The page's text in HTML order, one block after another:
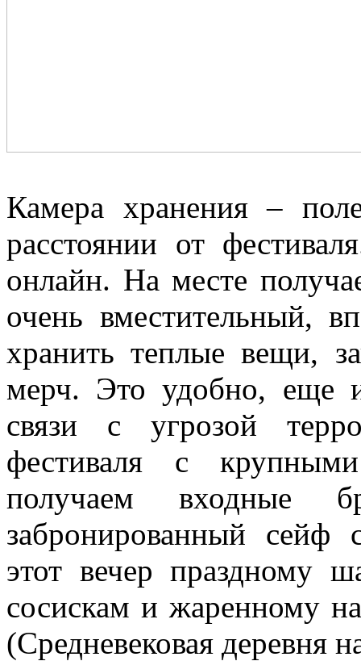
Камера хранения –
расстоянии от
онлайн. На месте
очень вместительный,
хранить теплые вещи,
мерч. Это удобно, еще
связи с угрозой
фестиваля с
получаем входные
забронированный
этот вечер праздному
сосискам и жаренному
(Средневековая деревня